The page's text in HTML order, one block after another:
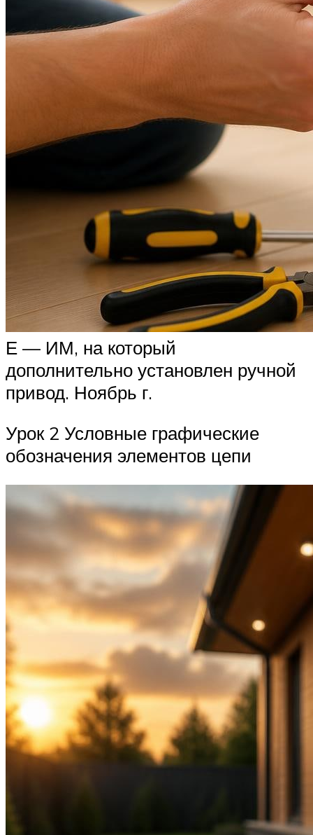
Е — ИМ, на который
дополнительно установлен ручной
привод. Ноябрь г.
Урок 2 Условные графические
обозначения элементов цепи